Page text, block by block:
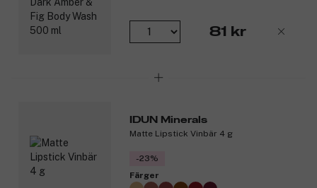
81 kr
IDUN Minerals
Matte Lipstick Vinbär 4 g
-23%
Färger